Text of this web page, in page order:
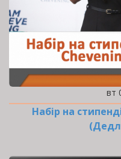
вт
Набір на